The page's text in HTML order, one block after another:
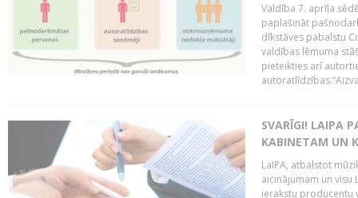
Valdība 7. aprīļa
paplašināt
dīkstāves pabalstu
valdības lēmuma
pieteikties arī
SVARĪGI! LAIPA
KABINETAM UN
LaIPA, atbalstot
aicinājumam un visu
ierakstu producentu